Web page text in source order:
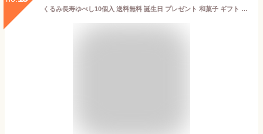
くるみ長寿ゆべし10個入 送料無料 誕生日 プレゼント 和菓子 ギフト 贈答 進物 手土産 お中元 お歳暮 御年賀 御年始 山形 郷土菓子 両親